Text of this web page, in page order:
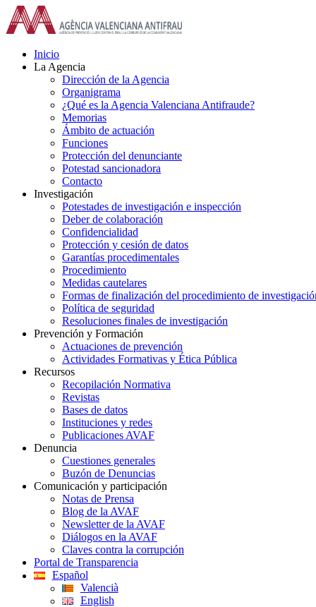
Saltar
al
contenido
Inicio
La Agencia
Dirección de la Agencia
Organigrama
¿Qué es la Agencia Valenciana Antifraude?
Memorias
Ámbito de actuación
Funciones
Protección del denunciante
Potestad sancionadora
Contacto
Investigación
Potestades de investigación e inspección
Deber de colaboración
Confidencialidad
Protección y cesión de datos
Garantías procedimentales
Procedimiento
Medidas cautelares
Formas de finalización del procedimiento de
Política de seguridad
Resoluciones finales de investigación
Prevención y Formación
Actuaciones de prevención
Actividades Formativas y Ética Pública
Recursos
Recopilación Normativa
Revistas
Bases de datos
Instituciones y redes
Publicaciones AVAF
Denuncia
Cuestiones generales
Buzón de Denuncias
Comunicación y participación
Notas de Prensa
Blog de la AVAF
Newsletter de la AVAF
Diálogos en la AVAF
Claves contra la corrupción
Portal de Transparencia
Español
Valencià
English